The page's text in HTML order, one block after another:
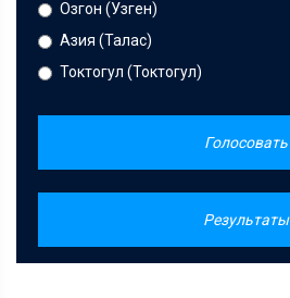
Озгон (Узген)
Азия (Талас)
Токтогул (Токтогул)
Голосовать
Результаты